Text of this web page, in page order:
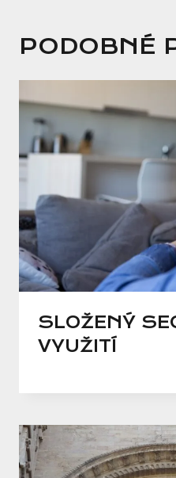
PODOBNÉ
SLOŽENÝ
VYUŽITÍ